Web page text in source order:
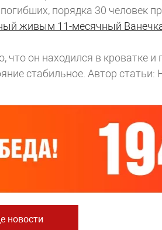
погибших, порядка 30 человек
живым 11-месячный
что он находился в кроватке
стабильное. Автор статьи:
новости